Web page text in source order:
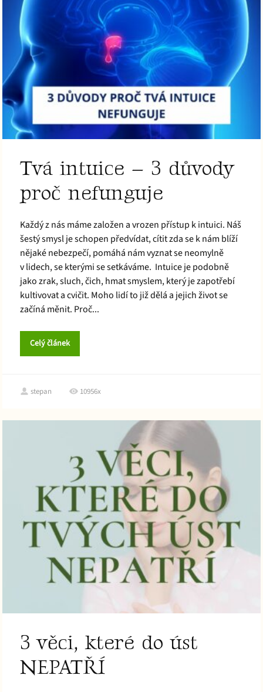
Tvá intuice – 3 důvody
proč nefunguje
Každý z nás máme založen a vrozen přístup k intuici. Náš
šestý smysl je schopen předvídat, cítit zda se k nám blíží
nějaké nebezpečí, pomáhá nám vyznat se neomylně
v lidech, se kterými se setkáváme. Intuice je podobně
jako zrak, sluch, čich, hmat smyslem, který je zapotřebí
kultivovat a cvičit. Moho lidí to již dělá a jejich život se
začíná měnit. Proč...
Celý článek
stepan 10956x
3 věci, které do úst
NEPATŘÍ